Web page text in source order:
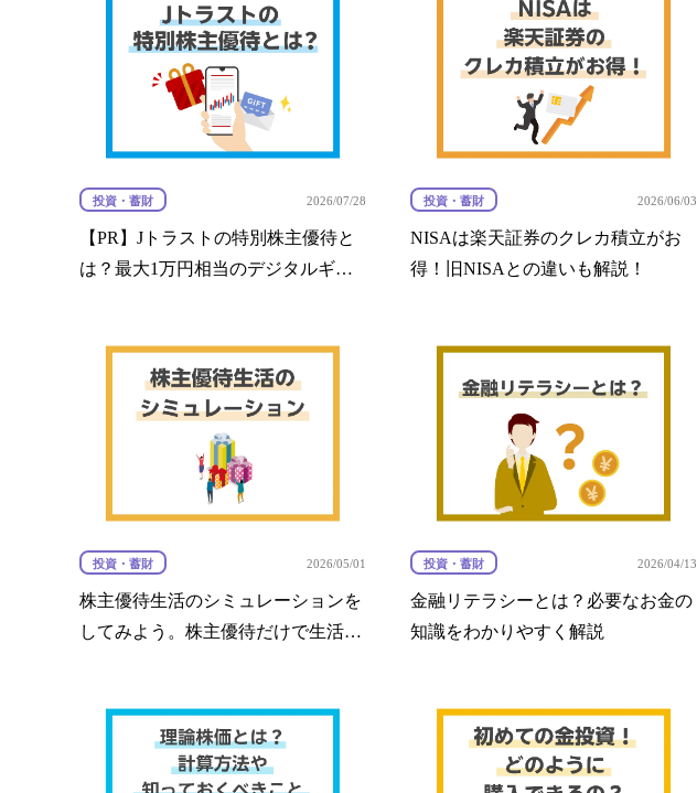
投資・蓄財 2026/07/28
【PR】Jトラストの特別株主優待と
は？最大1万円相当のデジタルギフ
投資・蓄財 2026/06/03
NISAは楽天証券のクレカ積立がお
得！旧NISAとの違いも解説！
投資・蓄財 2026/05/01
株主優待生活のシミュレーションを
してみよう。株主優待だけで生活す
投資・蓄財 2026/04/13
金融リテラシーとは？必要なお金の
知識をわかりやすく解説